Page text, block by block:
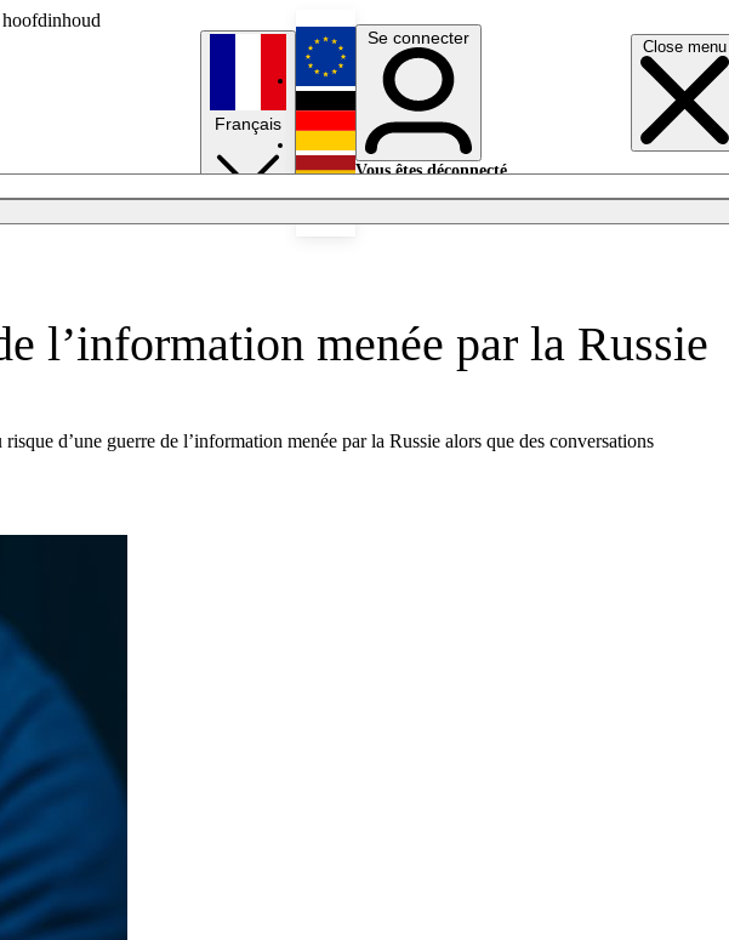
Close menu
Français
English
Deutsch
Se connecter
Vous êtes déconnecté.
l’information menée par la Russie
d’une guerre de l’information menée par la Russie alors que des conversations